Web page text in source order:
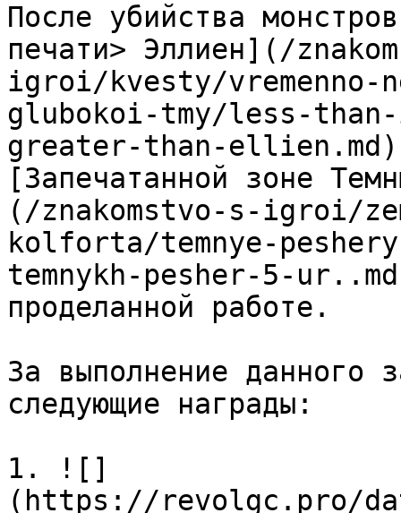
После убийства
печати> Эллиен](/
igroi/kvesty/vremenno-
glubokoi-tmy/less-
greater-than-ellien.md),
[Запечатанной зоне
(/znakomstvo-s-igroi/
kolforta/temnye-
temnykh-pesher-5-
проделанной работе.
За выполнение данного
следующие награды:
1. ![]
(https://revolgc.pro/